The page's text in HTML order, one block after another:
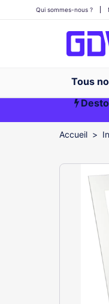
Qui sommes-nous ?
Tous
Accueil